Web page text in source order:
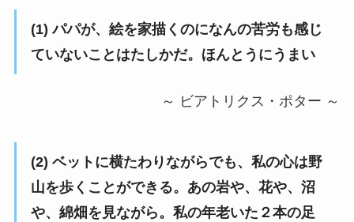
(1) パパが、絵を家描くのになんの苦労も感じ
ていないことはたしかだ。ほんとうにうまい
～ ビアトリクス・ポター ～
(2) ベットに横たわりながらでも、私の心は野
山を歩くことができる。あの岩や、花や、沼
や、綿畑を見ながら。私の年老いた２本の足